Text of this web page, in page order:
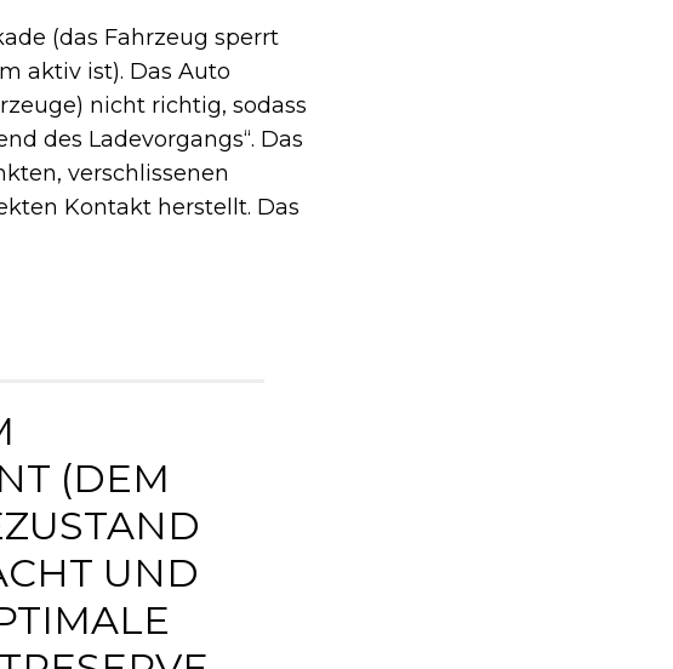
(das Fahrzeug sperrt
aktiv ist). Das Auto
nicht richtig, sodass
des Ladevorgangs“. Das
verschlissenen
Kontakt herstellt. Das
(DEM
UND